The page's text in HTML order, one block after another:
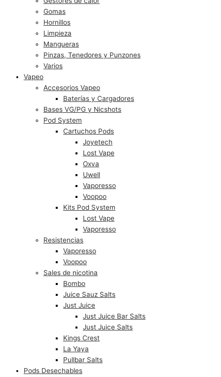
Gomas
Hornillos
Limpieza
Mangueras
Pinzas, Tenedores y Punzones
Varios
Vapeo
Accesorios Vapeo
Baterías y Cargadores
Bases VG/PG y Nicshots
Pod System
Cartuchos Pods
Joyetech
Lost Vape
Oxva
Uwell
Vaporesso
Voopoo
Kits Pod System
Lost Vape
Vaporesso
Resistencias
Vaporesso
Voopoo
Sales de nicotina
Bombo
Juice Sauz Salts
Just Juice
Just Juice Bar Salts
Just Juice Salts
Kings Crest
La Yaya
Pullbar Salts
Pods Desechables